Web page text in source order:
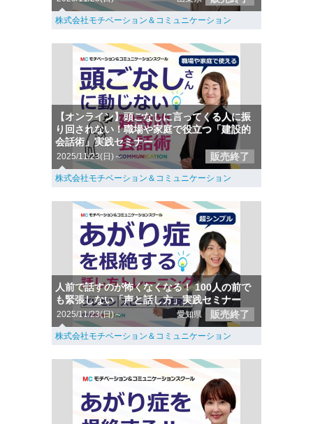
株式会社モチベーション＆コミュニケーション
【オンライン】頭ごなしに言ってくる人に振
り回されない！職場や家庭で役立つ「建設的
会話術」実践セミナー
2025/11/23(日)～ 販売終了
株式会社モチベーション＆コミュニケーション
人前で話すのが怖くなくなる！ 100人の前で
も緊張しない「声と話し方」実践セミナー
2025/11/23(日)～ 愛知県 販売終了
株式会社モチベーション＆コミュニケーション